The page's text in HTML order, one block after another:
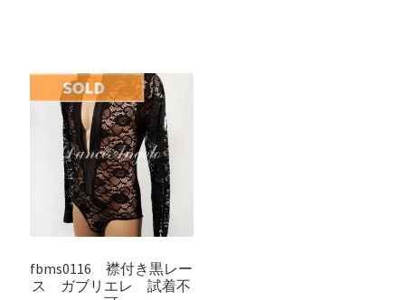
fbms0116 襟付き黒レー
ス ガブリエレ 試着不